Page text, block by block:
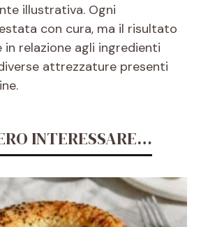
illustrativa. Ogni
con cura, ma il risultato
in relazione agli ingredienti
attrezzature presenti
INTERESSARE…